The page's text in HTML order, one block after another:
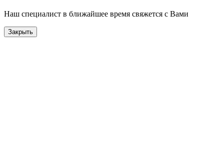
Наш специалист в ближайшее время свяжется с Вами
Закрыть